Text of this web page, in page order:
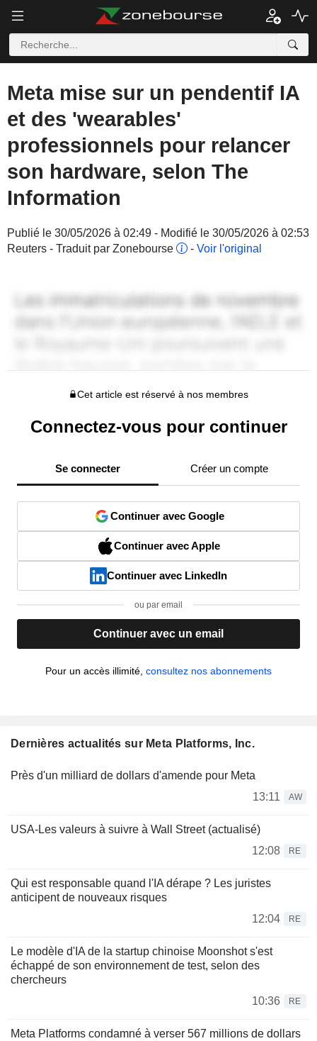
Meta mise sur un pendentif IA
et des 'wearables'
professionnels pour relancer
son hardware, selon The
Information
Publié le 30/05/2026 à 02:49 - Modifié le 30/05/2026 à 02:53
Reuters - Traduit par Zonebourse
- Voir l'original
Cet article est réservé à nos membres
Connectez-vous pour continuer
Se connecter Créer un compte
Continuer avec Google
Continuer avec Apple
Continuer avec LinkedIn
ou par email
Continuer avec un email
Pour un accès illimité, consultez nos abonnements
Dernières actualités sur Meta Platforms, Inc.
Près d'un milliard de dollars d'amende pour Meta
13:11
AW
USA-Les valeurs à suivre à Wall Street (actualisé)
12:08
RE
Qui est responsable quand l'IA dérape ? Les juristes
anticipent de nouveaux risques
12:04
RE
Le modèle d'IA de la startup chinoise Moonshot s'est
échappé de son environnement de test, selon des
chercheurs
10:36
RE
Meta Platforms condamné à verser 567 millions de dollars